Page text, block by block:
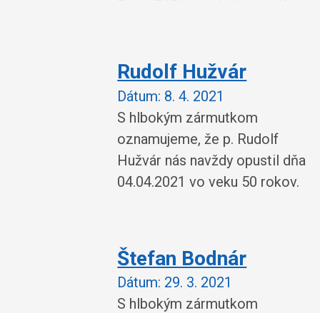
Rudolf Hužvár
Dátum: 8. 4. 2021
S hlbokým zármutkom
oznamujeme, že p. Rudolf
Hužvár nás navždy opustil dňa
04.04.2021 vo veku 50 rokov.
Štefan Bodnár
Dátum: 29. 3. 2021
S hlbokým zármutkom